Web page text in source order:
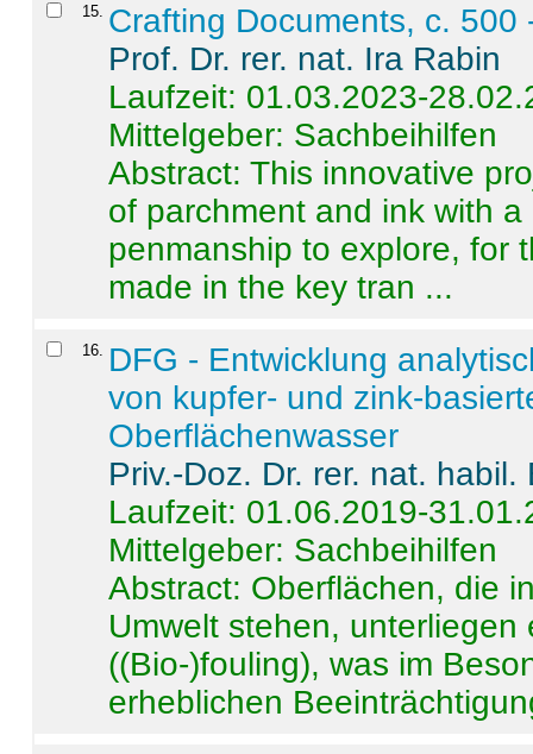
15 Crafting Documents, c. 500
Prof. Dr. rer. nat. Ira Rabin
Laufzeit: 01.03.2023-
Mittelgeber: Sachbeihilfen
Abstract:This innovative
of parchment and ink with
penmanship to explore, for
made in the key tran ...
16
DFG - Entwicklung
von kupfer- und zink-
Oberflächenwasser
Priv.-Doz. Dr. rer. nat.
Laufzeit: 01.06.2019-
Mittelgeber: Sachbeihilfen
Abstract: Oberflächen, die
Umwelt stehen,
((Bio-)fouling), was im
erheblichen